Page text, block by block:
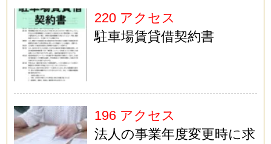
220 アクセス
駐車場賃貸借契約書
196 アクセス
法人の事業年度変更時に求